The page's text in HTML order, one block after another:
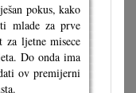
pokus, kako
mlade za prve
za ljetne misece
Do onda ima
ov premijerni